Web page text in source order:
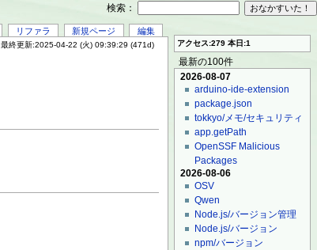
リファラ 新規ページ 編集
最終更新:2025-04-22 (火) 09:39:29 (471d) アクセス:279 本日:1
最新の100件
2026-08-07
arduino-ide-extension
package.json
tokkyo/メモ/セキュリティ
app.getPath
OpenSSF Malicious
Packages
2026-08-06
OSV
Qwen
Node.js/バージョン管理
Node.js/バージョン
npm/バージョン
検索：